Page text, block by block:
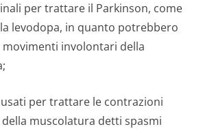
per trattare il Parkinson, come
levodopa, in quanto potrebbero
involontari della
per trattare le contrazioni
muscolatura detti spasmi